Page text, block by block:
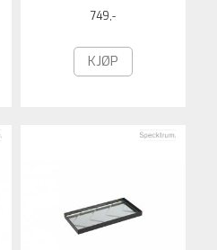
749,-
KJØP